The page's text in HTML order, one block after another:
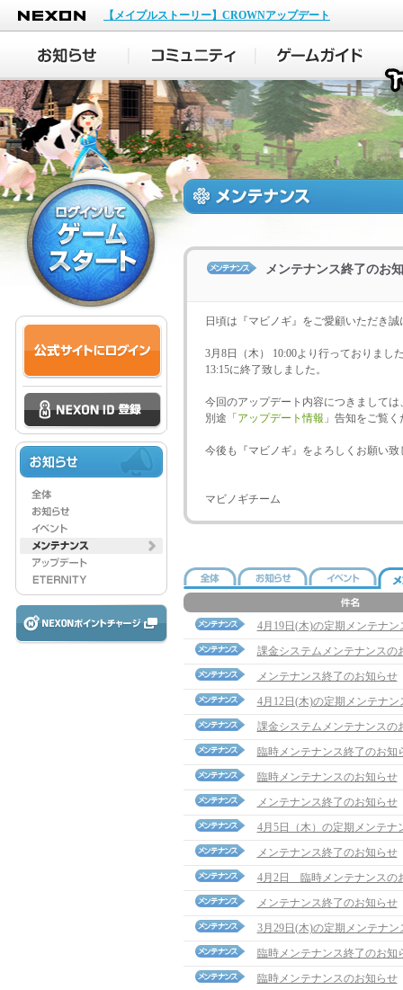
NEXON
【メイプルストーリー】CROWNアップデート
メンテナンス終了のお
日頃は『マビノギ』をご愛顧いただき
3月8日（木） 10:00より行っておりまし
13:15に終了致しました。
今回のアップデート内容につきましては
別途「 アップデート情報 」告知をご覧
今後も『マビノギ』をよろしくお願い致
マビノギチーム
4月19日(木)の定期メンテナン
課金システムメンテナンスの
メンテナンス終了のお知らせ
4月12日(木)の定期メンテナン
課金システムメンテナンスの
臨時メンテナンス終了のお知
臨時メンテナンスのお知らせ
メンテナンス終了のお知らせ
4月5日（木）の定期メンテナ
メンテナンス終了のお知らせ
4月2日 臨時メンテナンスの
メンテナンス終了のお知らせ
3月29日(木)の定期メンテナン
臨時メンテナンス終了のお知
臨時メンテナンスのお知らせ